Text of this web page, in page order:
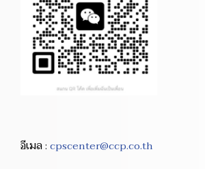
อีเมล :cpscenter@ccp.co.th